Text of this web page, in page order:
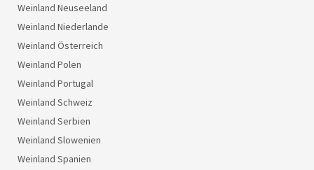
Weinland Neuseeland
Weinland Niederlande
Weinland Österreich
Weinland Polen
Weinland Portugal
Weinland Schweiz
Weinland Serbien
Weinland Slowenien
Weinland Spanien